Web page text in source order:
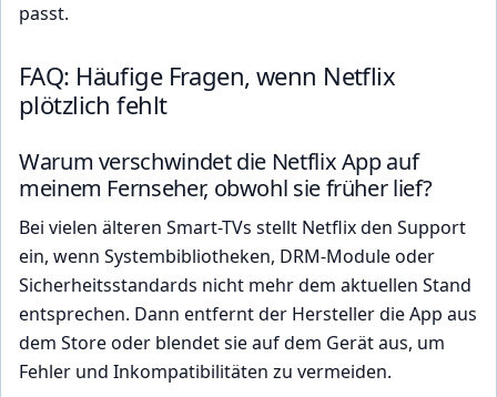
passt.
FAQ: Häufige Fragen, wenn Netflix
plötzlich fehlt
Warum verschwindet die Netflix App auf
meinem Fernseher, obwohl sie früher lief?
Bei vielen älteren Smart-TVs stellt Netflix den Support
ein, wenn Systembibliotheken, DRM-Module oder
Sicherheitsstandards nicht mehr dem aktuellen Stand
entsprechen. Dann entfernt der Hersteller die App aus
dem Store oder blendet sie auf dem Gerät aus, um
Fehler und Inkompatibilitäten zu vermeiden.